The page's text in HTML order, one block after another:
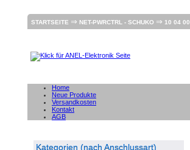
STARTSEITE ⇒ NET-PWRCTRL - SCHUKO ⇒ 10 04 00
Home
Neue Produkte
Versandkosten
Kontakt
AGB
Kategorien (nach Anschlussart)